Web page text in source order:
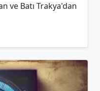
ve Batı Trakya'dan